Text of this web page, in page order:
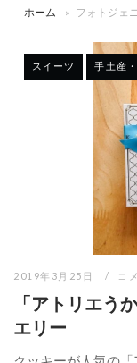
ホーム » フォトジェ
スイーツ 手土産
2019年3月25日 コ
「アトリエう
エリー